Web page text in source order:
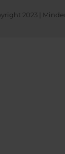
2023 |